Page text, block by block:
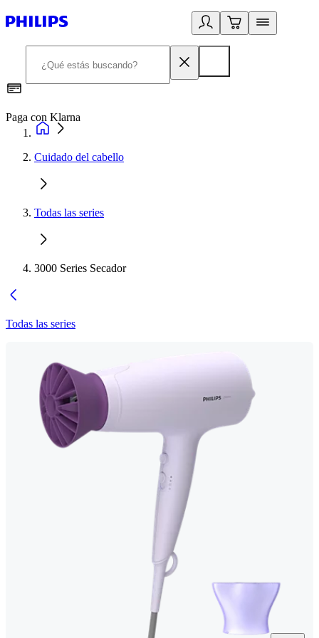
Paga con Klarna
Cuidado del cabello
Todas las series
3000 Series Secador
Todas las series